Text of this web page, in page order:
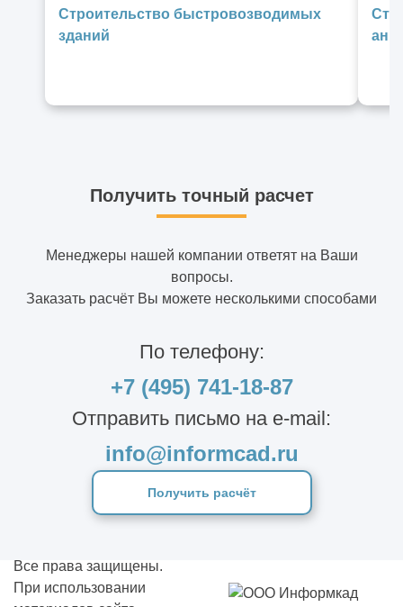
Строительство быстровозводимых
зданий
Получить точный расчет
Менеджеры нашей компании ответят на Ваши
вопросы.
Заказать расчёт Вы можете несколькими способами
По телефону:
+7 (495) 741-18-87
Отправить письмо на e-mail:
info@informcad.ru
Получить расчёт
Все права защищены.
При использовании